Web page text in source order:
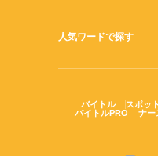
人気ワードで探す
バイトル スポッ
バイトルPRO
ナー